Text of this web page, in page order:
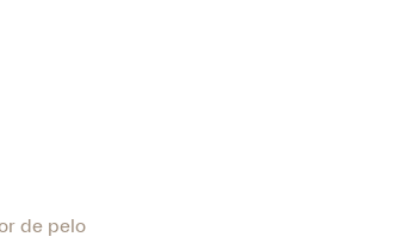
de pelo